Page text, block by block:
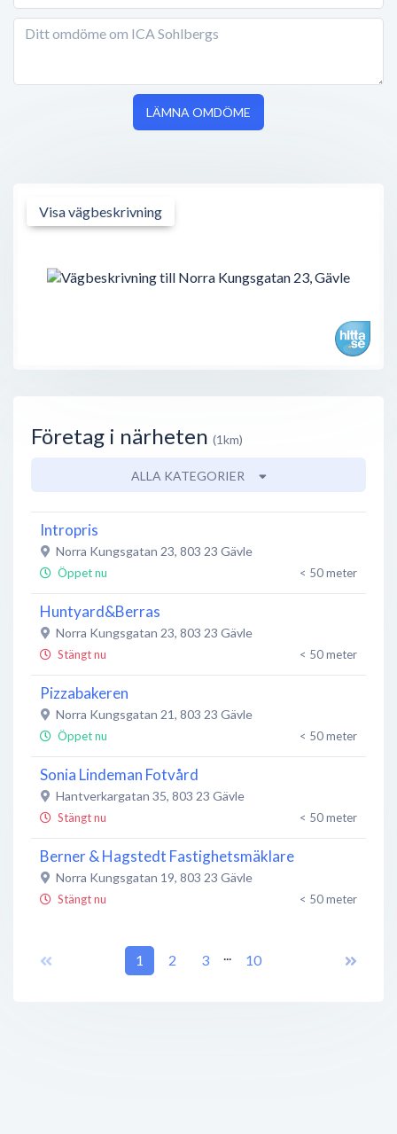
LÄMNA OMDÖME
Visa vägbeskrivning
Företag i närheten (1km)
ALLA KATEGORIER
Intropris
Norra Kungsgatan 23, 803 23 Gävle
Öppet nu < 50 meter
Huntyard&Berras
Norra Kungsgatan 23, 803 23 Gävle
Stängt nu < 50 meter
Pizzabakeren
Norra Kungsgatan 21, 803 23 Gävle
Öppet nu < 50 meter
Sonia Lindeman Fotvård
Hantverkargatan 35, 803 23 Gävle
Stängt nu < 50 meter
Berner & Hagstedt Fastighetsmäklare
Norra Kungsgatan 19, 803 23 Gävle
Stängt nu < 50 meter
Norra Kungsgatan 19, 803 23 Gävle
1 2 3 ... 10